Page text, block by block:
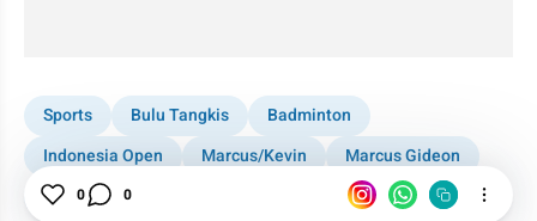
Sports Bulu Tangkis
Badminton
Indonesia Open
Marcus/Kevin
Marcus Gideon
Kevin Sanjaya
0 0